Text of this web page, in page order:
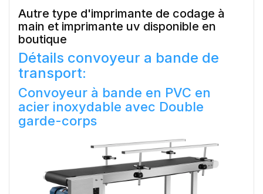
Autre type d'imprimante de codage à
main et imprimante uv disponible en
boutique
Détails convoyeur a bande de
transport:
Convoyeur à bande en PVC en
acier inoxydable avec Double
garde-corps